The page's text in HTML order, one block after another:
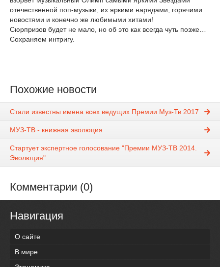
отечественной поп-музыки, их яркими нарядами, горячими
новостями и конечно же любимыми хитами!
Сюрпризов будет не мало, но об это как всегда чуть позже…
Сохраняем интригу.
Похожие новости
Стали известны имена всех ведущих Премии Муз-Тв 2017
МУЗ-ТВ - книжная эволюция
Стартует экспертное голосование "Премии МУЗ-ТВ 2014.
Эволюция"
Комментарии (0)
Навигация
О сайте
В мире